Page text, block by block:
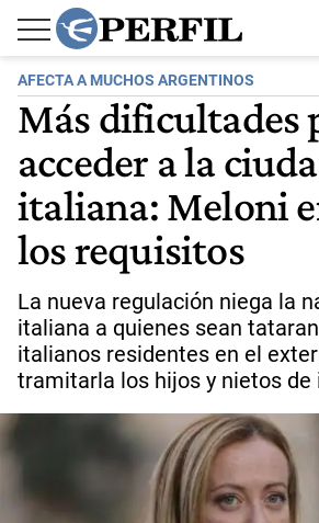
AFECTA A MUCHOS ARGENTINOS
Más dificultades
acceder a la
italiana: Meloni
los requisitos
La nueva regulación niega la
italiana a quienes sean
italianos residentes en el
tramitarla los hijos y nietos de